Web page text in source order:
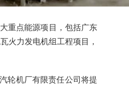
重点能源项目，包括广东
火力发电机组工程项目，
轮机厂有限责任公司将提